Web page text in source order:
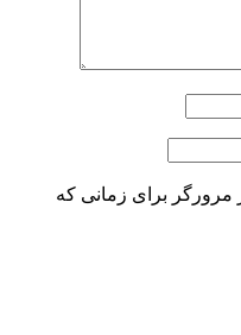
مرورگر برای زمانی که